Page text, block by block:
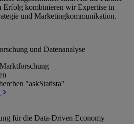
Erfolg kombinieren wir Expertise in
und Marketingkommunikation.
und Datenanalyse
"askStatista"
für die Data-Driven Economy